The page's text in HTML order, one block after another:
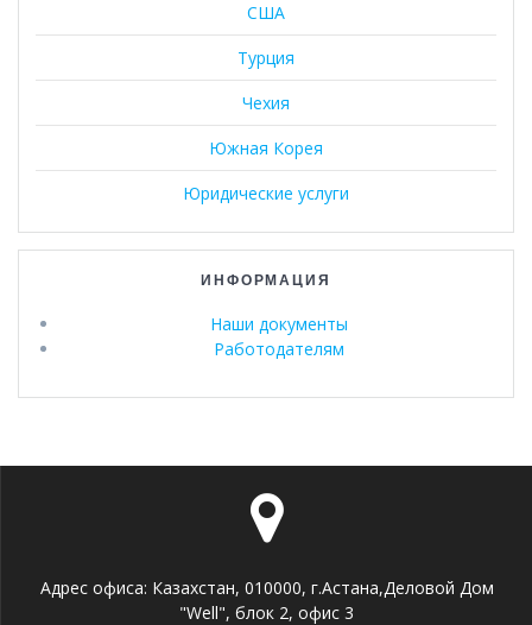
США
Турция
Чехия
Южная Корея
Юридические услуги
ИНФОРМАЦИЯ
Наши документы
Работодателям
Адрес офиса: Казахстан, 010000, г.Астана,Деловой Дом
"Well", блок 2, офис 3